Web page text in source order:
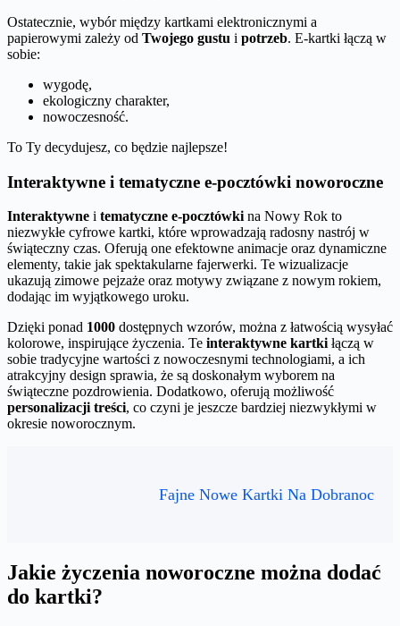
Ostatecznie, wybór między kartkami elektronicznymi a
papierowymi zależy od Twojego gustu i potrzeb. E-kartki łączą w
sobie:
wygodę,
ekologiczny charakter,
nowoczesność.
To Ty decydujesz, co będzie najlepsze!
Interaktywne i tematyczne e-pocztówki noworoczne
Interaktywne i tematyczne e-pocztówki na Nowy Rok to
niezwykłe cyfrowe kartki, które wprowadzają radosny nastrój w
świąteczny czas. Oferują one efektowne animacje oraz dynamiczne
elementy, takie jak spektakularne fajerwerki. Te wizualizacje
ukazują zimowe pejzaże oraz motywy związane z nowym rokiem,
dodając im wyjątkowego uroku.
Dzięki ponad 1000 dostępnych wzorów, można z łatwością wysyłać
kolorowe, inspirujące życzenia. Te interaktywne kartki łączą w
sobie tradycyjne wartości z nowoczesnymi technologiami, a ich
atrakcyjny design sprawia, że są doskonałym wyborem na
świąteczne pozdrowienia. Dodatkowo, oferują możliwość
personalizacji treści, co czyni je jeszcze bardziej niezwykłymi w
okresie noworocznym.
Fajne Nowe Kartki Na Dobranoc
Jakie życzenia noworoczne można dodać
do kartki?